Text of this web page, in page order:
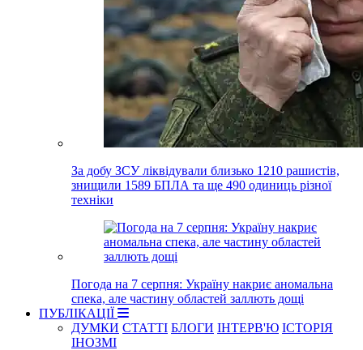
За добу ЗСУ ліквідували близько 1210 рашистів,
знищили 1589 БПЛА та ще 490 одиниць різної
техніки
Погода на 7 серпня: Україну накриє аномальна
спека, але частину областей заллють дощі
ПУБЛІКАЦІЇ
ДУМКИ СТАТТІ БЛОГИ ІНТЕРВ'Ю ІСТОРІЯ
ІНОЗМІ